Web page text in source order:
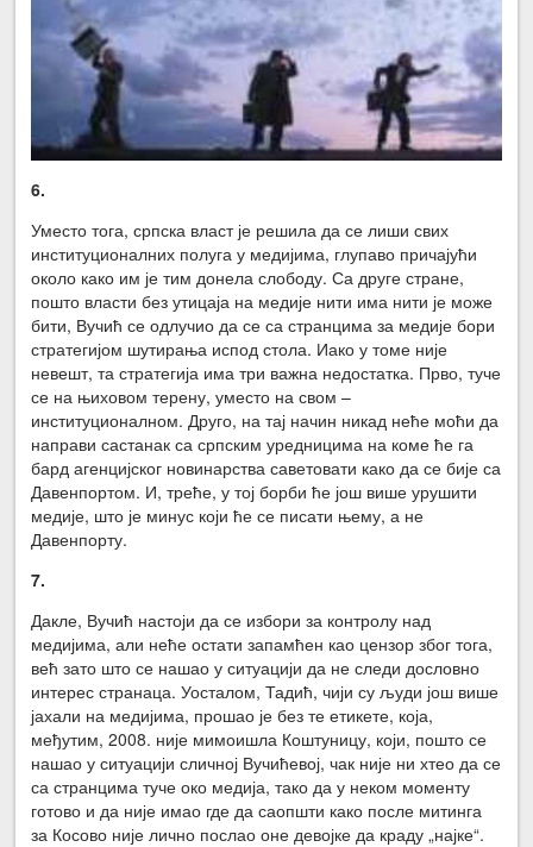
6.
Уместо тога, српска власт је решила да се лиши свих
институционалних полуга у медијима, глупаво причајући
около како им је тим донела слободу. Са друге стране,
пошто власти без утицаја на медије нити има нити је може
бити, Вучић се одлучио да се са странцима за медије бори
стратегијом шутирања испод стола. Иако у томе није
невешт, та стратегија има три важна недостатка. Прво, туче
се на њиховом терену, уместо на свом –
институционалном. Друго, на тај начин никад неће моћи да
направи састанак са српским уредницима на коме ће га
бард агенцијског новинарства саветовати како да се бије са
Давенпортом. И, треће, у тој борби ће још више урушити
медије, што је минус који ће се писати њему, а не
Давенпорту.
7.
Дакле, Вучић настоји да се избори за контролу над
медијима, али неће остати запамћен као цензор због тога,
већ зато што се нашао у ситуацији да не следи дословно
интерес странаца. Уосталом, Тадић, чији су људи још више
јахали на медијима, прошао је без те етикете, која,
међутим, 2008. није мимоишла Коштуницу, који, пошто се
нашао у ситуацији сличној Вучићевој, чак није ни хтео да се
са странцима туче око медија, тако да у неком моменту
готово и да није имао где да саопшти како после митинга
за Косово није лично послао оне девојке да краду „најке“.